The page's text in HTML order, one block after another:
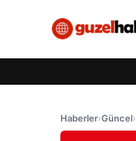
Haberler›Güncel›